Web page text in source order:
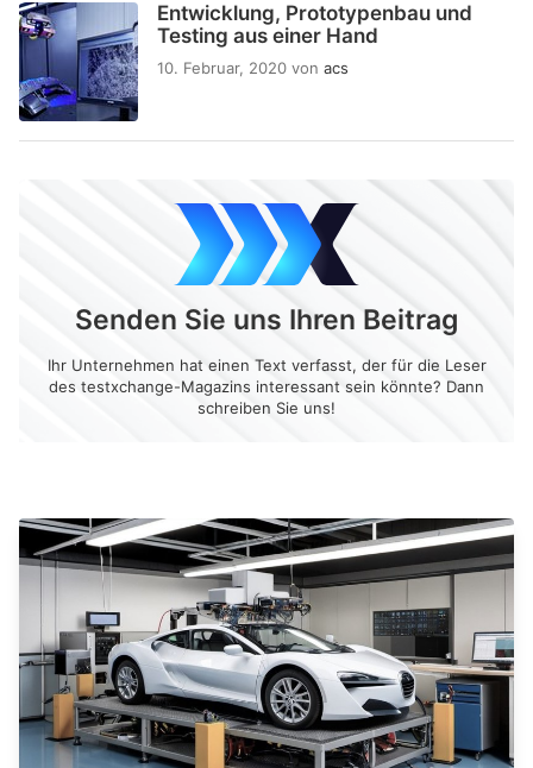
Entwicklung, Prototypenbau und
Testing aus einer Hand
10. Februar, 2020 von acs
Senden Sie uns Ihren Beitrag
Ihr Unternehmen hat einen Text verfasst, der für die Leser
des testxchange-Magazins interessant sein könnte? Dann
schreiben Sie uns!